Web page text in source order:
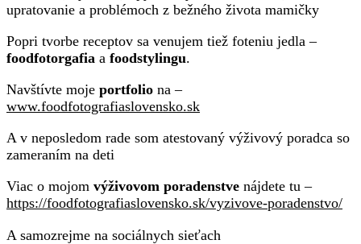
upratovanie a problémoch z bežného života mamičky
Popri tvorbe receptov sa venujem tiež foteniu jedla –
foodfotorgafia a foodstylingu.
Navštívte moje portfolio na –
www.foodfotografiaslovensko.sk
A v neposledom rade som atestovaný výživový poradca so
zameraním na deti
Viac o mojom výživovom poradenstve nájdete tu –
https://foodfotografiaslovensko.sk/vyzivove-poradenstvo/
A samozrejme na sociálnych sieťach